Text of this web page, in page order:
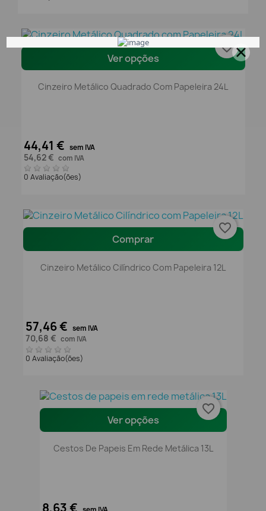
Ver opções
Cinzeiro Metálico Quadrado Com Papeleira 24L
44,41 € sem IVA
54,62 € com IVA
0 Avaliação(ões)
favorite_border
Comprar
Cinzeiro Metálico Cilíndrico Com Papeleira 12L
57,46 € sem IVA
70,68 € com IVA
0 Avaliação(ões)
favorite_border
Ver opções
Cestos De Papeis Em Rede Metálica 13L
8,63 €
favorite_border